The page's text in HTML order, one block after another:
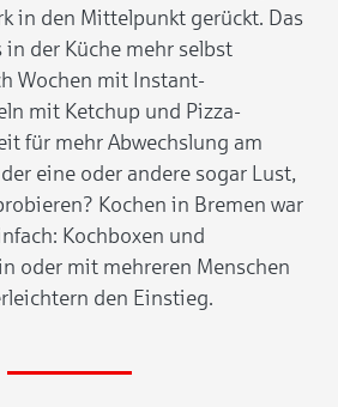
in den Mittelpunkt gerückt. Das
in der Küche mehr selbst
Wochen mit Instant-
mit Ketchup und Pizza-
für mehr Abwechslung am
eine oder andere sogar Lust,
Kochen in Bremen war
Kochboxen und
oder mit mehreren Menschen
den Einstieg.